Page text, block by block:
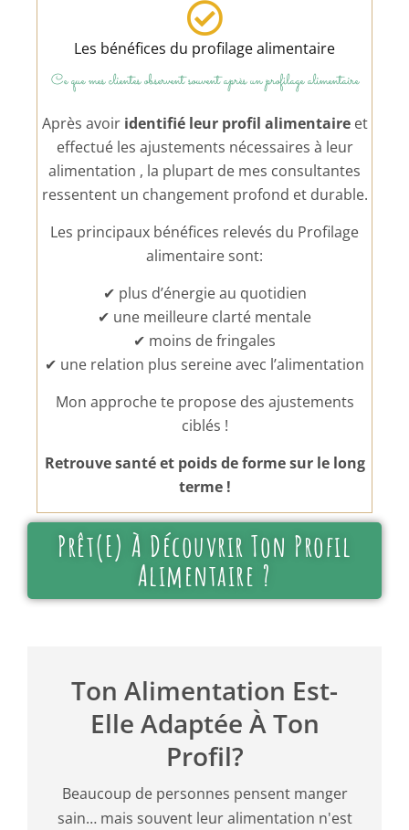
Les bénéfices du profilage alimentaire
Ce que mes clientes observent souvent après un profilage alimentaire
Après avoir identifié leur profil alimentaireet
effectué les ajustements nécessaires à leur
alimentation , la plupart de mes consultantes
ressentent un changement profond et durable.
Les principaux bénéfices relevés du Profilage
alimentaire sont:
✔ plus d’énergie au quotidien
✔ une meilleure clarté mentale
✔ moins de fringales
✔ une relation plus sereine avec l’alimentation
Mon approche te propose des ajustements
ciblés !
Retrouve santé et poids de forme sur le long
terme !
Prêt(e) À Découvrir Ton Profil
Alimentaire ?
Ton Alimentation Est-
Elle Adaptée À Ton
Profil?
Beaucoup de personnes pensent manger
sain… mais souvent leur alimentation n'est